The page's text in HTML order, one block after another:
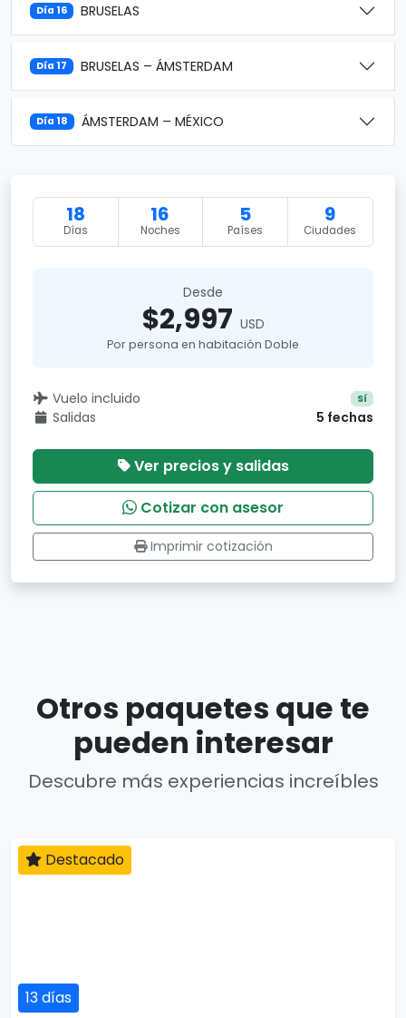
Día 16 BRUSELAS
Día 17 BRUSELAS – ÁMSTERDAM
Día 18 ÁMSTERDAM – MÉXICO
18
Días
16
Noches
5
Países
9
Ciudades
Desde
$2,997 USD
Por persona en habitación Doble
Vuelo incluido Sí
Salidas 5 fechas
Ver precios y salidas
Cotizar con asesor
Imprimir cotización
Otros paquetes que te
pueden interesar
Descubre más experiencias increíbles
13 días
Destacado